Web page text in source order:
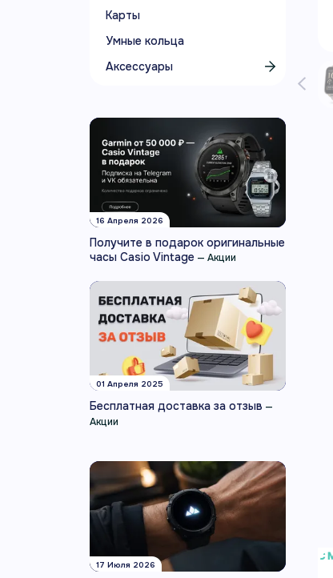
Карты
Умные кольца
Аксессуары
16 Апреля 2026
Получите в подарок оригинальные
часы Casio Vintage — Акции
01 Апреля 2025
Бесплатная доставка за отзыв —
Акции
17 Июля 2026